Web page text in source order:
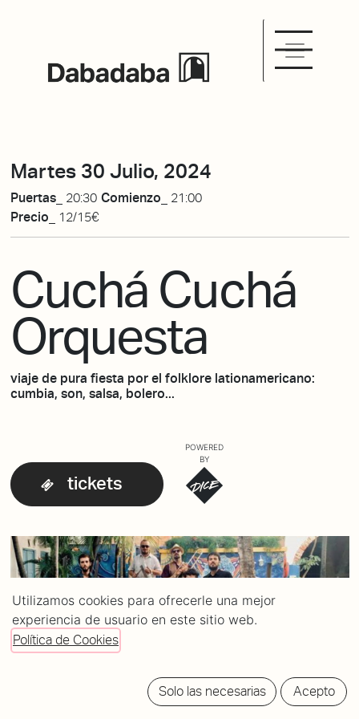
Martes 30 Julio, 2024
Puertas_ 20:30 Comienzo_ 21:00
Precio_
12/15€
Cuchá Cuchá
Orquesta
viaje de pura fiesta por el folklore lationamericano:
cumbia, son, salsa, bolero...
tickets
POWERED
BY
Utilizamos cookies para ofrecerle una mejor
experiencia de usuario en este sitio web.
Política de Cookies
Solo las necesarias Acepto